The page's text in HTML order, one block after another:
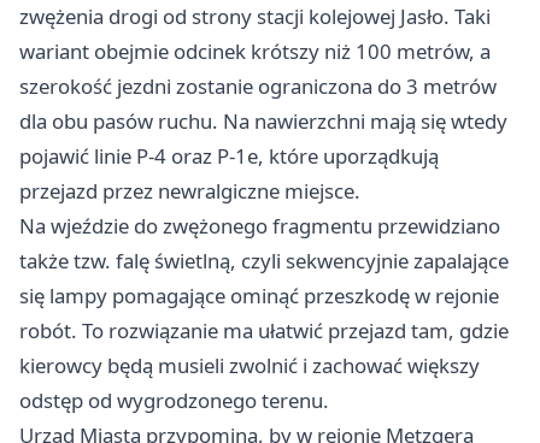
zwężenia drogi od strony stacji kolejowej Jasło. Taki
wariant obejmie odcinek krótszy niż 100 metrów, a
szerokość jezdni zostanie ograniczona do 3 metrów
dla obu pasów ruchu. Na nawierzchni mają się wtedy
pojawić linie P-4 oraz P-1e, które uporządkują
przejazd przez newralgiczne miejsce.
Na wjeździe do zwężonego fragmentu przewidziano
także tzw. falę świetlną, czyli sekwencyjnie zapalające
się lampy pomagające ominąć przeszkodę w rejonie
robót. To rozwiązanie ma ułatwić przejazd tam, gdzie
kierowcy będą musieli zwolnić i zachować większy
odstęp od wygrodzonego terenu.
Urząd Miasta przypomina, by w rejonie Metzgera